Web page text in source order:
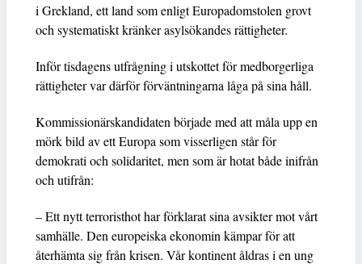
i Grekland, ett land som enligt Europadomstolen grovt
och systematiskt kränker asylsökandes rättigheter.
Inför tisdagens utfrågning i utskottet för medborgerliga
rättigheter var därför förväntningarna låga på sina håll.
Kommissionärskandidaten började med att måla upp en
mörk bild av ett Europa som visserligen står för
demokrati och solidaritet, men som är hotat både inifrån
och utifrån:
– Ett nytt terroristhot har förklarat sina avsikter mot vårt
samhälle. Den europeiska ekonomin kämpar för att
återhämta sig från krisen. Vår kontinent åldras i en ung